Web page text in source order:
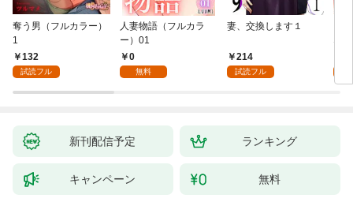
奪う男（フルカラー）
1
132
試読フル
人妻物語（フルカラ
ー）01
0
無料
妻、交換します１
214
試読フル
な
新刊配信予定 ランキング
キャンペーン 無料